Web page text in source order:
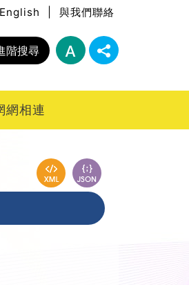
English 與我們聯絡
階搜尋
網相連